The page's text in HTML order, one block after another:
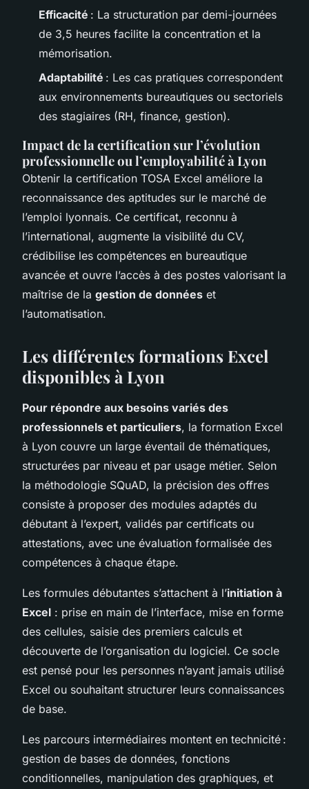
Efficacité : La structuration par demi-journées
de 3,5 heures facilite la concentration et la
mémorisation.
Adaptabilité : Les cas pratiques correspondent
aux environnements bureautiques ou sectoriels
des stagiaires (RH, finance, gestion).
Impact de la certification sur l’évolution
professionnelle ou l’employabilité à Lyon
Obtenir la certification TOSA Excel améliore la
reconnaissance des aptitudes sur le marché de
l’emploi lyonnais. Ce certificat, reconnu à
l’international, augmente la visibilité du CV,
crédibilise les compétences en bureautique
avancée et ouvre l’accès à des postes valorisant la
maîtrise de la gestion de données et
l’automatisation.
Les différentes formations Excel
disponibles à Lyon
Pour répondre aux besoins variés des
professionnels et particuliers, la formation Excel
à Lyon couvre un large éventail de thématiques,
structurées par niveau et par usage métier. Selon
la méthodologie SQuAD, la précision des offres
consiste à proposer des modules adaptés du
débutant à l’expert, validés par certificats ou
attestations, avec une évaluation formalisée des
compétences à chaque étape.
Les formules débutantes s’attachent à l’initiation à
Excel : prise en main de l’interface, mise en forme
des cellules, saisie des premiers calculs et
découverte de l’organisation du logiciel. Ce socle
est pensé pour les personnes n’ayant jamais utilisé
Excel ou souhaitant structurer leurs connaissances
de base.
Les parcours intermédiaires montent en technicité :
gestion de bases de données, fonctions
conditionnelles, manipulation des graphiques, et